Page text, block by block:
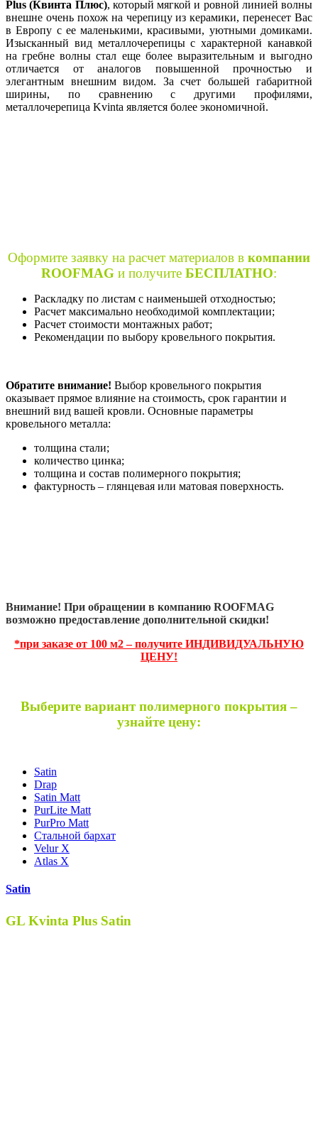
Plus (Квинта Плюс), который мягкой и ровной линией волны
внешне очень похож на черепицу из керамики, перенесет Вас
в Европу с ее маленькими, красивыми, уютными домиками.
Изысканный вид металлочерепицы с характерной канавкой
на гребне волны стал еще более выразительным и выгодно
отличается от аналогов повышенной прочностью и
элегантным внешним видом. За счет большей габаритной
ширины, по сравнению с другими профилями,
металлочерепица Kvinta является более экономичной.
Оформите заявку на расчет материалов в компании
ROOFMAG и получите БЕСПЛАТНО:
Раскладку по листам с наименьшей отходностью;
Расчет максимально необходимой комплектации;
Расчет стоимости монтажных работ;
Рекомендации по выбору кровельного покрытия.
Обратите внимание! Выбор кровельного покрытия
оказывает прямое влияние на стоимость, срок гарантии и
внешний вид вашей кровли. Основные параметры
кровельного металла:
толщина стали;
количество цинка;
толщина и состав полимерного покрытия;
фактурность – глянцевая или матовая поверхность.
Внимание! При обращении в компанию ROOFMAG
возможно предоставление дополнительной скидки!
*при заказе от 100 м2 – получите ИНДИВИДУАЛЬНУЮ
ЦЕНУ!
Выберите вариант полимерного покрытия –
узнайте цену:
Satin
Drap
Satin Matt
PurLite Matt
PurPro Matt
Стальной бархат
Velur X
Atlas X
Satin
GL Kvinta Plus Satin